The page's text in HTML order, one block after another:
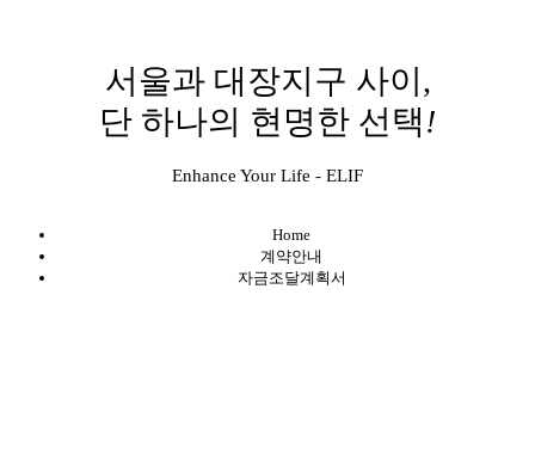
서울과 대장지구 사이,
단 하나의 현명한 선택!
Enhance Your Life - ELIF
Home
계약안내
자금조달계획서